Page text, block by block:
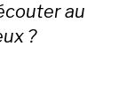
au
?